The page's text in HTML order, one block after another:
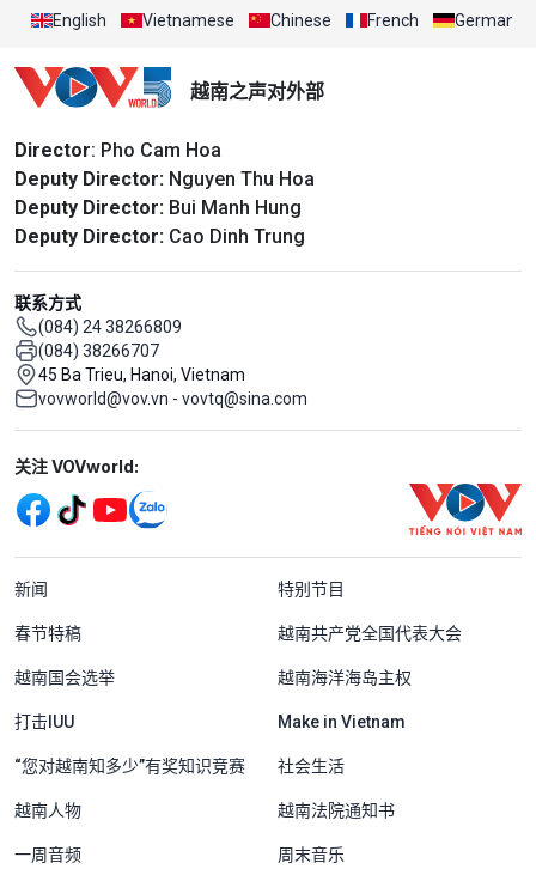
English Vietnamese Chinese French German
越南之声对外部
Director: Pho Cam Hoa
Deputy Director: Nguyen Thu Hoa
Deputy Director: Bui Manh Hung
Deputy Director: Cao Dinh Trung
联系方式
(084) 24 38266809
(084) 38266707
45 Ba Trieu, Hanoi, Vietnam
vovworld@vov.vn - vovtq@sina.com
Mạng xã hội
关注 VOVworld:
Menu footer tiếng Trung Quốc
新闻 特别节目
春节特稿 越南共产党全国代表大会
越南国会选举 越南海洋海岛主权
打击IUU Make in Vietnam
“您对越南知多少”有奖知识竞赛 社会生活
越南人物 越南法院通知书
一周音频 周末音乐